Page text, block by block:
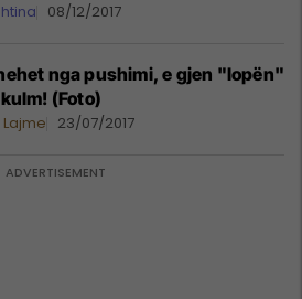
08/12/2017
nga pushimi, e gjen "lopën"
(Foto)
Lajme 23/07/2017